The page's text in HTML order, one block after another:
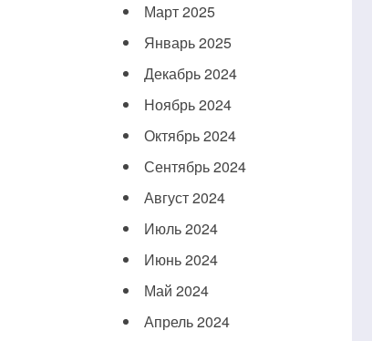
Март 2025
Январь 2025
Декабрь 2024
Ноябрь 2024
Октябрь 2024
Сентябрь 2024
Август 2024
Июль 2024
Июнь 2024
Май 2024
Апрель 2024